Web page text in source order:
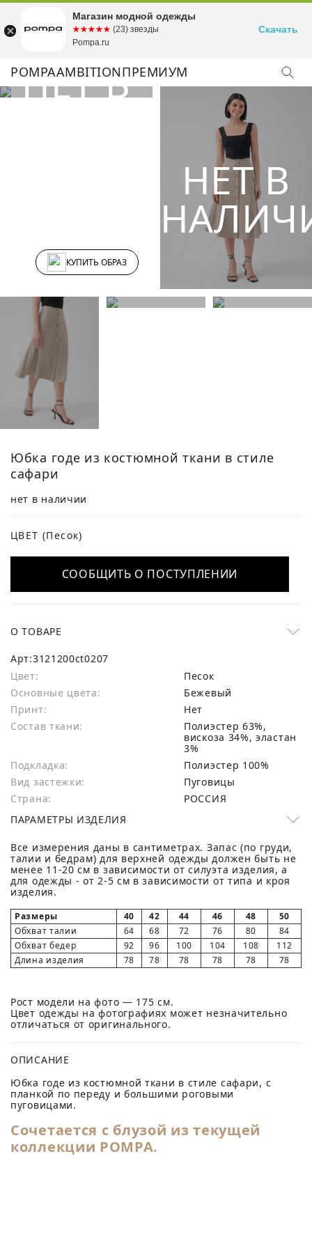
POMPAAMBITIONПРЕМИУМ
КУПИТЬ ОБРАЗ
Юбка годе из костюмной ткани в стиле
сафари
нет в наличии
ЦВЕТ (Песок)
СООБЩИТЬ О ПОСТУПЛЕНИИ
О ТОВАРЕ
Арт:3121200ct0207
Цвет:
Песок
Основные цвета:
бежевый
Принт:
Нет
Состав ткани:
полиэстер 63%,
вискоза 34%, эластан
3%
Подкладка:
Полиэстер 100%
Вид застежки:
Пуговицы
Страна:
РОССИЯ
ПАРАМЕТРЫ ИЗДЕЛИЯ
Все измерения даны в сантиметрах. Запас (по груди,
талии и бедрам) для верхней одежды должен быть не
менее 11-20 см в зависимости от силуэта изделия, а
для одежды - от 2-5 см в зависимости от типа и кроя
изделия.
Размеры 40 42 44 46 48
50
Обхват талии
64 68 72 76 80
84
Обхват бедер
92 96 100 104 108
112
Длина изделия
78 78 78 78 78 78
Рост модели на фото — 175 см.
Цвет одежды на фотографиях может незначительно
отличаться от оригинального.
ОПИСАНИЕ
Юбка годе из костюмной ткани в стиле сафари, с
планкой по переду и большими роговыми
пуговицами.
Сочетается с блузой из текущей
коллекции POMPA.
Магазин модной одежды
☆☆☆☆☆
★★★★★ (23) звезды
Pompa.ru
Скачать